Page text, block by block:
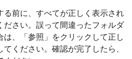
る前に、すべてが正しく表示され
ださい。誤って間違ったフォルダ
は、「参照」をクリックして正し
ください。確認が完了したら、